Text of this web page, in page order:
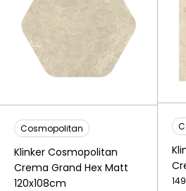
Cosmopolitan
Klinker Cosmopolitan
Crema Grand Hex Matt
120x108cm